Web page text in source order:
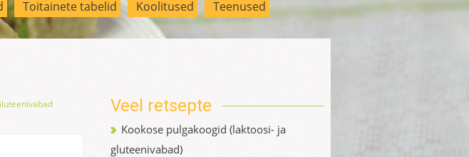
Toitainete tabelid Koolitused
Teenused
Veel retsepte
Kookose pulgakoogid (laktoosi- ja
gluteenivabad)